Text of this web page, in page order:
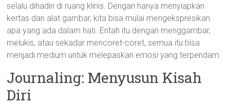
selalu dihadiri di ruang klinis. Dengan hanya menyiapkan
kertas dan alat gambar, kita bisa mulai mengekspresikan
apa yang ada dalam hati. Entah itu dengan menggambar,
melukis, atau sekadar mencoret-coret, semua itu bisa
menjadi medium untuk melepaskan emosi yang terpendam.
Journaling: Menyusun Kisah
Diri